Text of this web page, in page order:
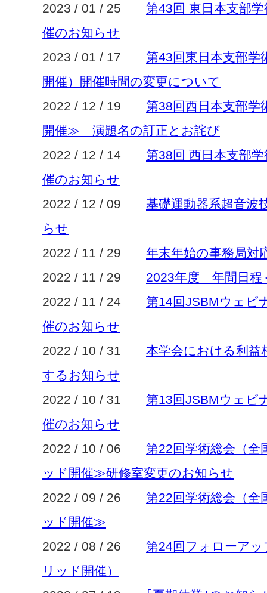
2023 / 01 / 25 第43回 東日本支部
催のお知らせ
2023 / 01 / 17 第43回東日本支部学
開催）開催時間の変更について
2022 / 12 / 19 第38回西日本支部
開催≫ 演題名の訂正とお詫び
2022 / 12 / 14 第38回 西日本支部
催のお知らせ
2022 / 12 / 09 基礎運動器系超音波
らせ
2022 / 11 / 29 年末年始の事務局対
2022 / 11 / 29 2023年度 年間日程
2022 / 11 / 24 第14回JSBMウェビ
催のお知らせ
2022 / 10 / 31 本学会における利益
するお知らせ
2022 / 10 / 31 第13回JSBMウェビ
催のお知らせ
2022 / 10 / 06 第22回学術総会（
ッド開催≫研修室変更のお知らせ
2022 / 09 / 26 第22回学術総会（
ッド開催≫
2022 / 08 / 26 第24回フォローア
リッド開催）